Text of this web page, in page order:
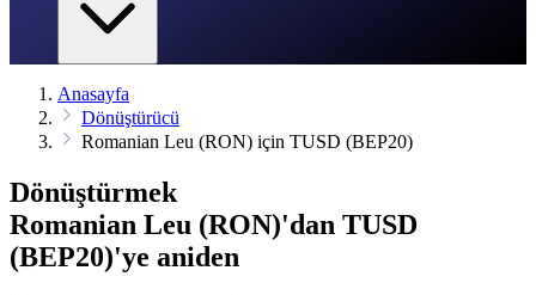
Anasayfa
Dönüştürücü
Romanian Leu (RON) için TUSD (BEP20)
Dönüştürmek
Romanian Leu (RON)'dan TUSD
(BEP20)'ye aniden